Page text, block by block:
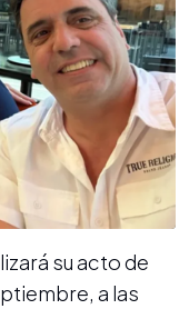
su acto de
a las